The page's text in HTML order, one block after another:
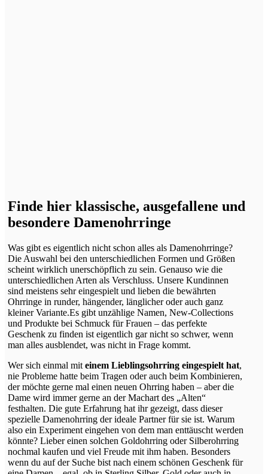
Finde hier klassische, ausgefallene und
besondere Damenohrringe
Was gibt es eigentlich nicht schon alles als Damenohrringe?
Die Auswahl bei den unterschiedlichen Formen und Größen
scheint wirklich unerschöpflich zu sein. Genauso wie die
unterschiedlichen Arten als Verschluss. Unsere Kundinnen
sind meistens sehr eingespielt und lieben die bewährten
Ohrringe in runder, hängender, länglicher oder auch ganz
kleiner Variante.Es gibt unzählige Namen, New-Collections
und Produkte bei Schmuck für Frauen – das perfekte
Geschenk zu finden ist eigentlich gar nicht so schwer, wenn
man alles ausblendet, was nicht in Frage kommt.
Wer sich einmal mit einem Lieblingsohrring eingespielt hat,
nie Probleme hatte beim Tragen oder auch beim Kombinieren,
der möchte gerne mal einen neuen Ohrring haben – aber die
Dame wird immer gerne an der Machart des „Alten“
festhalten. Die gute Erfahrung hat ihr gezeigt, dass dieser
spezielle Damenohrring der ideale Partner für sie ist. Warum
also ein Experiment eingehen von dem man enttäuscht werden
könnte? Lieber einen solchen Goldohrring oder Silberohrring
nochmal kaufen und viel Freude mit ihm haben. Besonders
wenn du auf der Suche bist nach einem schönen Geschenk für